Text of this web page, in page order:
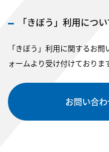
「きぼう」利用につい
「きぼう」利用に関するお
ォームより受け付けておりま
お問い合